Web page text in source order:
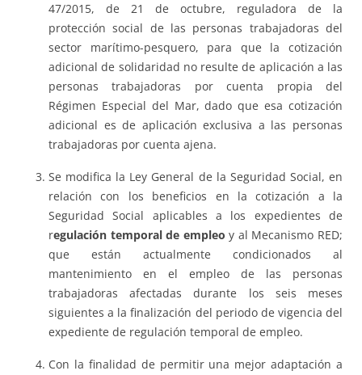
47/2015, de 21 de octubre, reguladora de la
protección social de las personas trabajadoras del
sector marítimo-pesquero, para que la cotización
adicional de solidaridad no resulte de aplicación a las
personas trabajadoras por cuenta propia del
Régimen Especial del Mar, dado que esa cotización
adicional es de aplicación exclusiva a las personas
trabajadoras por cuenta ajena.
Se modifica la Ley General de la Seguridad Social, en
relación con los beneficios en la cotización a la
Seguridad Social aplicables a los expedientes de
regulación temporal de empleo y al Mecanismo RED;
que están actualmente condicionados al
mantenimiento en el empleo de las personas
trabajadoras afectadas durante los seis meses
siguientes a la finalización del periodo de vigencia del
expediente de regulación temporal de empleo.
Con la finalidad de permitir una mejor adaptación a